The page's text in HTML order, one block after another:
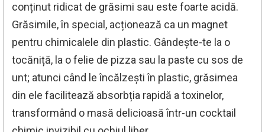
conținut ridicat de grăsimi sau este foarte acidă.
Grăsimile, în special, acționează ca un magnet
pentru chimicalele din plastic. Gândește-te la o
tocăniță, la o felie de pizza sau la paste cu sos de
unt; atunci când le încălzești în plastic, grăsimea
din ele facilitează absorbția rapidă a toxinelor,
transformând o masă delicioasă într-un cocktail